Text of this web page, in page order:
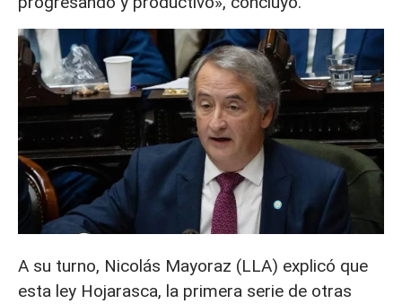
A su turno, Nicolás Mayoraz (LLA) explicó que
esta ley Hojarasca, la primera serie de otras